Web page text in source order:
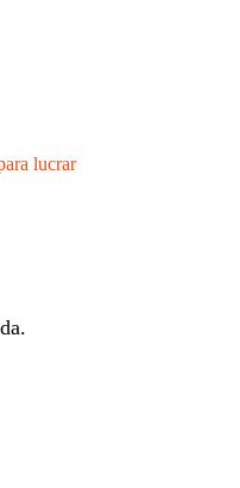
lucrar